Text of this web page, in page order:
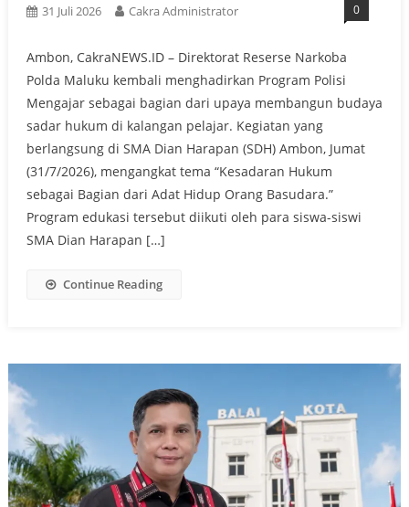
31 Juli 2026 Cakra Administrator 0
Ambon, CakraNEWS.ID – Direktorat Reserse Narkoba
Polda Maluku kembali menghadirkan Program Polisi
Mengajar sebagai bagian dari upaya membangun budaya
sadar hukum di kalangan pelajar. Kegiatan yang
berlangsung di SMA Dian Harapan (SDH) Ambon, Jumat
(31/7/2026), mengangkat tema “Kesadaran Hukum
sebagai Bagian dari Adat Hidup Orang Basudara.”
Program edukasi tersebut diikuti oleh para siswa-siswi
SMA Dian Harapan […]
Continue Reading